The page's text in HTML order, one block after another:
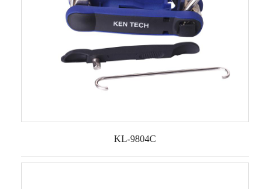
KL-9804C